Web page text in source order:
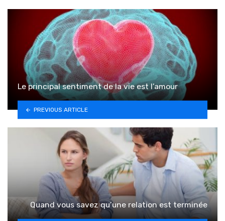
Le principal sentiment de la vie est l’amour
PREVIOUS ARTICLE
Quand vous savez qu’une relation est terminée